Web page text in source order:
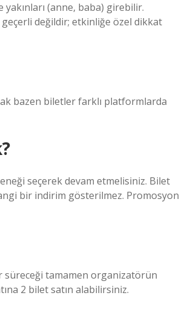
(anne, baba) girebilir.
değildir; etkinliğe özel dikkat
bazen biletler farklı platformlarda
seçerek devam etmelisiniz. Bilet
bir indirim gösterilmez. Promosyon
süreceği tamamen organizatörün
2 bilet satın alabilirsiniz.